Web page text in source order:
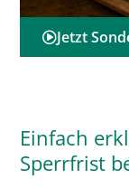
Jetzt
Einfach
Sperrfrist